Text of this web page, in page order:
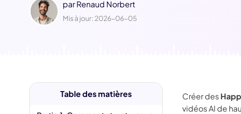
parRenaud Norbert
Mis à jour: 2026-06-05
Table des matières Créer des
vidéos AI de